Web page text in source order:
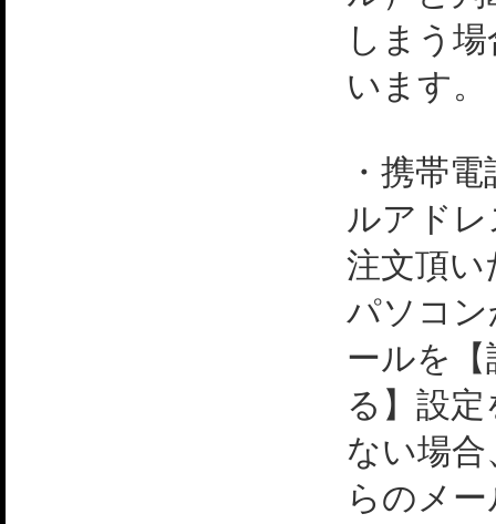
しまう
います。
・携帯
ルアド
注文頂い
パソコ
ールを【
る】設
ない場
らのメ